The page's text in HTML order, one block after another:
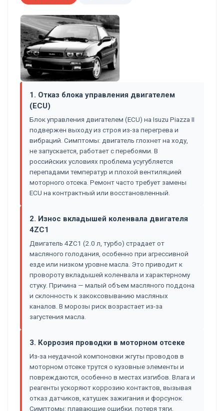
1. Отказ блока управления двигателем
(ECU)
Блок управления двигателем (ECU) на Isuzu Piazza II
подвержен выходу из строя из-за перегрева и
вибраций. Симптомы: двигатель глохнет на ходу,
не запускается, работает с перебоями. В
российских условиях проблема усугубляется
перепадами температур и плохой вентиляцией
моторного отсека. Ремонт часто требует замены
ECU на контрактный или восстановленный.
2. Износ вкладышей коленвала двигателя
4ZC1
Двигатель 4ZC1 (2.0 л, турбо) страдает от
масляного голодания, особенно при агрессивной
езде или низком уровне масла. Это приводит к
провороту вкладышей коленвала и характерному
стуку. Причина — малый объем масляного поддона
и склонность к закоксовыванию масляных
каналов. В морозы риск возрастает из-за
загустения масла.
3. Коррозия проводки в моторном отсеке
Из-за неудачной компоновки жгуты проводов в
моторном отсеке трутся о кузовные элементы и
повреждаются, особенно в местах изгибов. Влага и
реагенты ускоряют коррозию контактов, вызывая
отказ датчиков, катушек зажигания и форсунок.
Симптомы: плавающие ошибки, потеря тяги,